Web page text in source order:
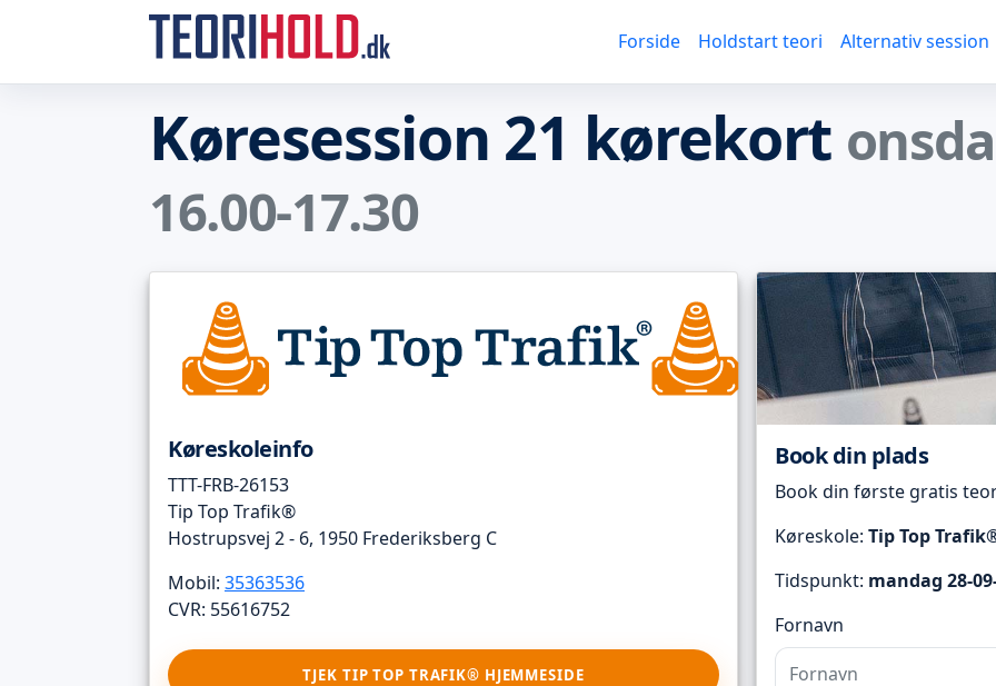
Forside Holdstart teori Alternativ session
Køresession 21 kørekort
16.00-17.30
Køreskoleinfo
TTT-FRB-26153
Tip Top Trafik®
Hostrupsvej 2 - 6, 1950 Frederiksberg C
Mobil: 35363536
CVR: 55616752
TJEK TIP TOP TRAFIK® HJEMMESIDE
Book din plads
Book din første gratis
Køreskole: Tip Top
Tidspunkt: mandag 28-
Fornavn